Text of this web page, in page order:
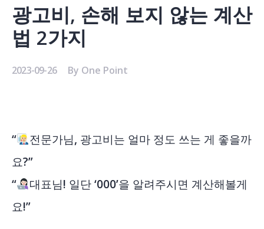
광고비, 손해 보지 않는 계산
법 2가지
2023-09-26 By One Point
“
전문가님, 광고비는 얼마 정도 쓰는 게 좋을까
요?”
“
대표님! 일단 ‘000’을 알려주시면 계산해볼게
요!”